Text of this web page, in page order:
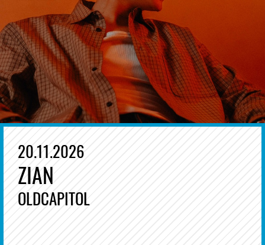
20.11.2026
ZIAN
OLDCAPITOL